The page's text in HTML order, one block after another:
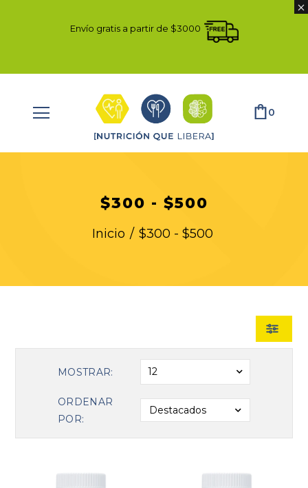
Envío gratis a partir de $3000
0
$300 - $500
Inicio / $300 - $500
MOSTRAR: 12
ORDENAR
POR:
Destacados